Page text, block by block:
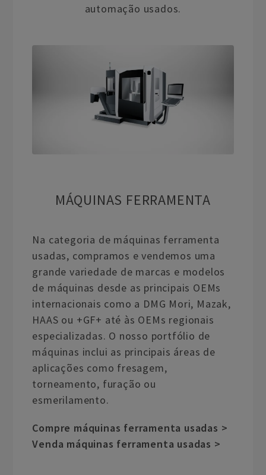
automação usados.
MÁQUINAS FERRAMENTA
Na categoria de máquinas ferramenta
usadas, compramos e vendemos uma
grande variedade de marcas e modelos
de máquinas desde as principais OEMs
internacionais como a DMG Mori, Mazak,
HAAS ou +GF+ até às OEMs regionais
especializadas. O nosso portfólio de
máquinas inclui as principais áreas de
aplicações como fresagem,
torneamento, furação ou
esmerilamento.
Compre máquinas ferramenta usadas >
Venda máquinas ferramenta usadas >